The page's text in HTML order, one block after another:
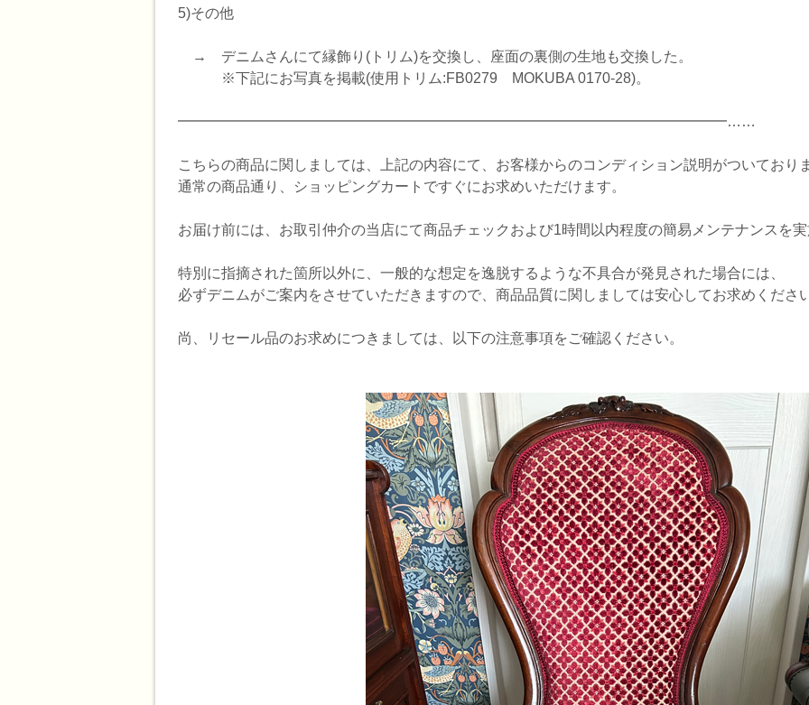
5)その他
→ デニムさんにて縁飾り(トリム)を交換し、座面の裏側の生地も交換した。
※下記にお写真を掲載(使用トリム:FB0279 MOKUBA 0170-28)。
━━━━━━━━━━━━━━━━━━━━━━━━━━━━━━━━━━━━━━……
こちらの商品に関しましては、上記の内容にて、お客様からのコンディション説明がついており
通常の商品通り、ショッピングカートですぐにお求めいただけます。
お届け前には、お取引仲介の当店にて商品チェックおよび1時間以内程度の簡易メンテナンスを
特別に指摘された箇所以外に、一般的な想定を逸脱するような不具合が発見された場合には、
必ずデニムがご案内をさせていただきますので、商品品質に関しましては安心してお求めくださ
尚、リセール品のお求めにつきましては、以下の注意事項をご確認ください。